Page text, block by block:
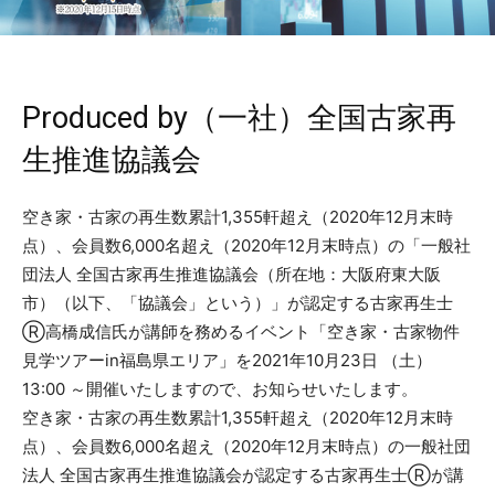
Produced by（一社）全国古家再
生推進協議会
空き家・古家の再生数累計1,355軒超え（2020年12月末時
点）、会員数6,000名超え（2020年12月末時点）の「一般社
団法人 全国古家再生推進協議会（所在地：大阪府東大阪
市）（以下、「協議会」という）」が認定する古家再生士
Ⓡ高橋成信氏が講師を務めるイベント「空き家・古家物件
見学ツアーin福島県エリア」を2021年10月23日 （土）
13:00 ～開催いたしますので、お知らせいたします。
空き家・古家の再生数累計1,355軒超え（2020年12月末時
点）、会員数6,000名超え（2020年12月末時点）の一般社団
法人 全国古家再生推進協議会が認定する古家再生士Ⓡが講